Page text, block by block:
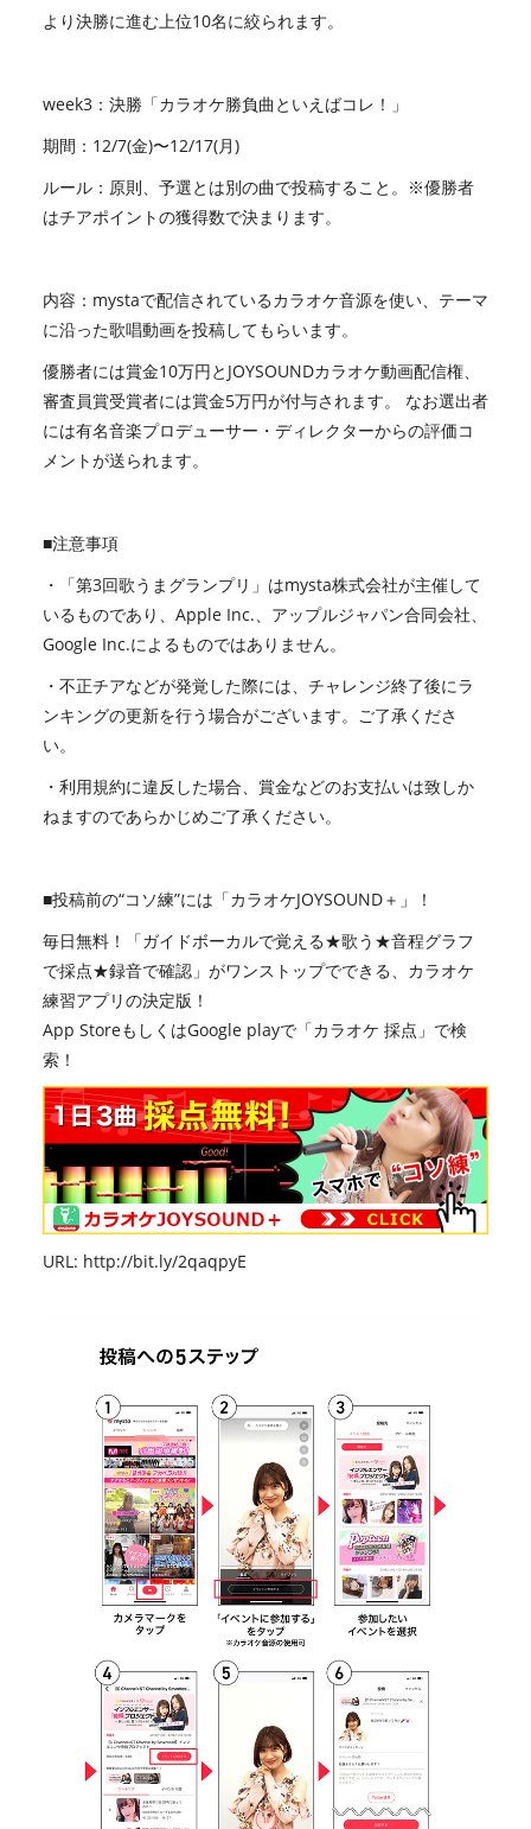
より決勝に進む上位10名に絞られます。
week3：決勝「カラオケ勝負曲といえばコレ！」
期間：12/7(金)〜12/17(月)
ルール：原則、予選とは別の曲で投稿すること。※優勝者
はチアポイントの獲得数で決まります。
内容：mystaで配信されているカラオケ音源を使い、テーマ
に沿った歌唱動画を投稿してもらいます。
優勝者には賞金10万円とJOYSOUNDカラオケ動画配信権、
審査員賞受賞者には賞金5万円が付与されます。 なお選出者
には有名音楽プロデューサー・ディレクターからの評価コ
メントが送られます。
■注意事項
・「第3回歌うまグランプリ」はmysta株式会社が主催して
いるものであり、Apple Inc.、アップルジャパン合同会社、
Google Inc.によるものではありません。
・不正チアなどが発覚した際には、チャレンジ終了後にラ
ンキングの更新を行う場合がございます。ご了承くださ
い。
・利用規約に違反した場合、賞金などのお支払いは致しか
ねますのであらかじめご了承ください。
■投稿前の“コソ練”には「カラオケJOYSOUND＋」！
毎日無料！「ガイドボーカルで覚える★歌う★音程グラフ
で採点★録音で確認」がワンストップでできる、カラオケ
練習アプリの決定版！
App StoreもしくはGoogle playで「カラオケ 採点」で検
索！
URL: http://bit.ly/2qaqpyE